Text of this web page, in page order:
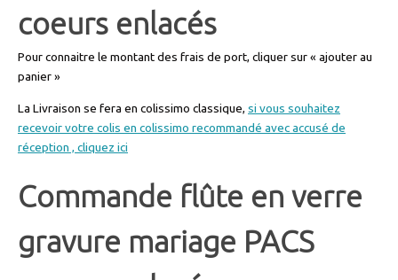
coeurs enlacés
Pour connaitre le montant des frais de port, cliquer sur « ajouter au
panier »
La Livraison se fera en colissimo classique, si vous souhaitez
recevoir votre colis en colissimo recommandé avec accusé de
réception , cliquez ici
Commande flûte en verre
gravure mariage PACS